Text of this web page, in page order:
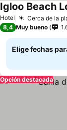
Hotel Cerca de la
Igloo Beach
8,4 Muy bueno
Elige fechas
Opción destacada